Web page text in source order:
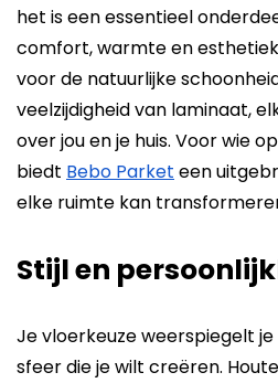
het is een essentieel
comfort, warmte en
voor de natuurlijke
veelzijdigheid van laminaat,
over jou en je huis. Voor wie
biedt Bebo Parket een
elke ruimte kan
Stijl en
Je vloerkeuze weerspiegelt
sfeer die je wilt creëren.